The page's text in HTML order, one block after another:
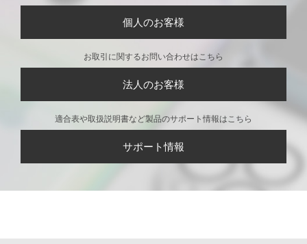
個人のお客様
お取引に関するお問い合わせはこちら
法人のお客様
適合表や取扱説明書など製品のサポート情報はこちら
サポート情報